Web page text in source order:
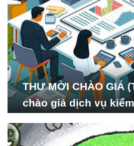
THƯ MỜI CHÀO GIÁ
chào giá dịch vụ
Nghiên cứu Phát